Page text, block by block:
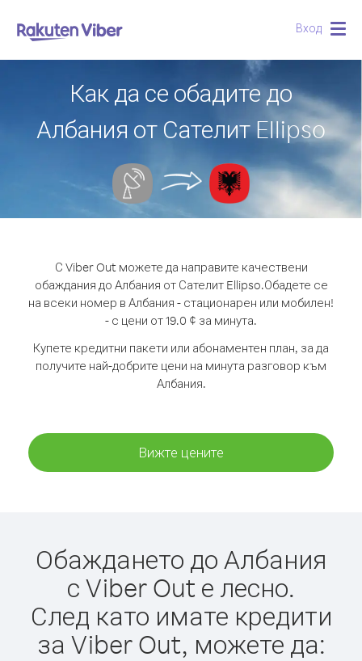
Вход
Как да се обадите до
Албания от Сателит Ellipso
С Viber Out можете да направите качествени
обаждания до Албания от Сателит Ellipso.Обадете се
на всеки номер в Албания - стационарен или мобилен!
- с цени от 19.0 ¢ за минута.
Купете кредитни пакети или абонаментен план, за да
получите най-добрите цени на минута разговор към
Албания.
Вижте цените
Обаждането до Албания
с Viber Out е лесно.
След като имате кредити
за Viber Out, можете да: